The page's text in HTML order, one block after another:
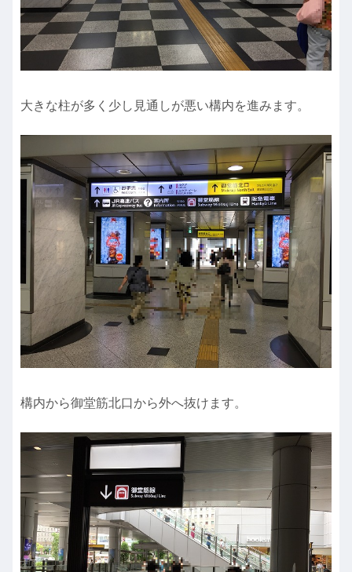
大きな柱が多く少し見通しが悪い構内を進みます。
構内から御堂筋北口から外へ抜けます。